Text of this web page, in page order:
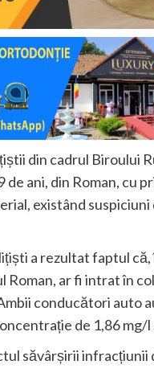
din cadrul Biroului
de ani, din Roman, cu
existând
a rezultat faptul că,
Roman, ar fi intrat în
conducători
de 1,86 mg/
săvârșirii